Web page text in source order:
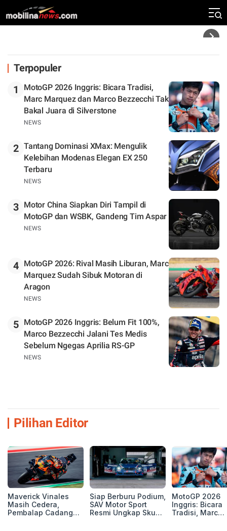
Silverstone. Seri Selanjutnya Belum Jelas
Terpopuler
1
MotoGP 2026 Inggris: Bicara Tradisi,
Marc Marquez dan Marco Bezzecchi Tak
Bakal Juara di Silverstone
NEWS
2 Tantang Dominasi XMax: Mengulik
Kelebihan Modenas Elegan EX 250
Terbaru
NEWS
3
Motor China Siapkan Diri Tampil di
MotoGP dan WSBK, Gandeng Tim Aspar
NEWS
4
MotoGP 2026: Rival Masih Liburan, Marc
Marquez Sudah Sibuk Motoran di
Aragon
NEWS
5
MotoGP 2026 Inggris: Belum Fit 100%,
Marco Bezzecchi Jalani Tes Medis
Sebelum Ngegas Aprilia RS-GP
NEWS
Pilihan Editor
Maverick Vinales
Masih Cedera,
Pembalap Cadangan
Siap Berburu Podium,
SAV Motor Sport
Resmi Ungkap Skuad
MotoGP 2026
Inggris: Bicara
Tradisi, Marc